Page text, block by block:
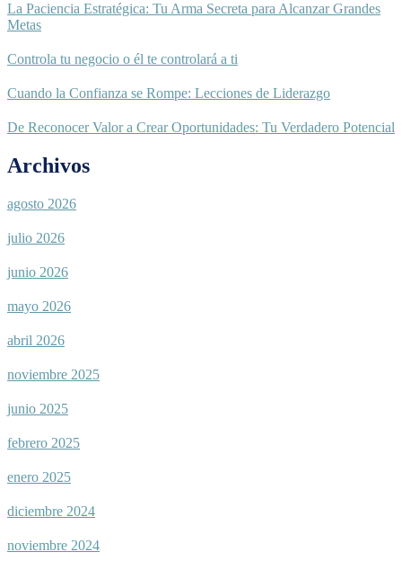
La Paciencia Estratégica: Tu Arma Secreta para Alcanzar Grandes
Metas
Controla tu negocio o él te controlará a ti
Cuando la Confianza se Rompe: Lecciones de Liderazgo
De Reconocer Valor a Crear Oportunidades: Tu Verdadero Potencial
Archivos
agosto 2026
julio 2026
junio 2026
mayo 2026
abril 2026
noviembre 2025
junio 2025
febrero 2025
enero 2025
diciembre 2024
noviembre 2024